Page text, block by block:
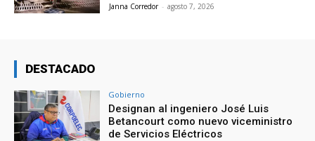
Janna Corredor - agosto 7, 2026
DESTACADO
Gobierno
Designan al ingeniero José Luis
Betancourt como nuevo viceministro
de Servicios Eléctricos